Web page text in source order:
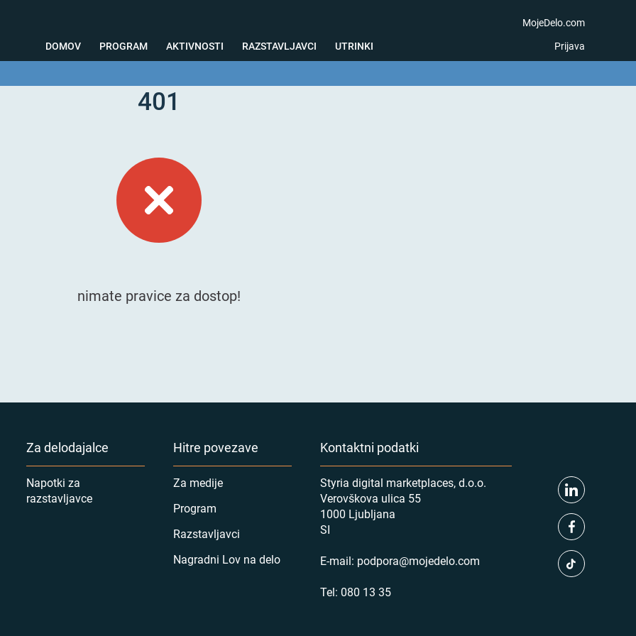
DOMOV PROGRAM AKTIVNOSTI
Testiranja
RAZSTAVLJAVCI UTRINKI
MojeDelo.com
Prijava
401
nimate pravice za dostop!
Za delodajalce
Napotki za
razstavljavce
Hitre povezave
Za medije
Program
Razstavljavci
Nagradni Lov na delo
Kontaktni podatki
Styria digital marketplaces, d.o.o.
Verovškova ulica 55
1000 Ljubljana
SI
E-mail: podpora@mojedelo.com
Tel: 080 13 35